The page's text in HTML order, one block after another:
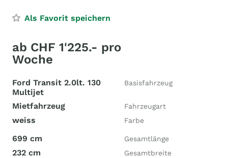
Als Favorit speichern
ab CHF 1'225.- pro
Woche
Ford Transit 2.0lt. 130
Multijet
Basisfahrzeug
Mietfahrzeug Fahrzeugart
weiss Farbe
699 cm Gesamtlänge
232 cm Gesamtbreite